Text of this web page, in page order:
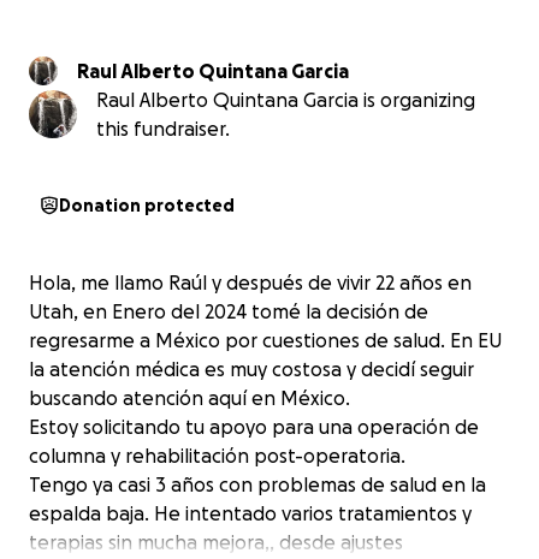
Raul Alberto Quintana Garcia
Raul Alberto Quintana Garcia is organizing
this fundraiser.
Donation protected
Hola, me llamo Raúl y después de vivir 22 años en
Utah, en Enero del 2024 tomé la decisión de
regresarme a México por cuestiones de salud. En EU
la atención médica es muy costosa y decidí seguir
buscando atención aquí en México.
Estoy solicitando tu apoyo para una operación de
columna y rehabilitación post-operatoria.
Tengo ya casi 3 años con problemas de salud en la
espalda baja. He intentado varios tratamientos y
terapias sin mucha mejora,, desde ajustes